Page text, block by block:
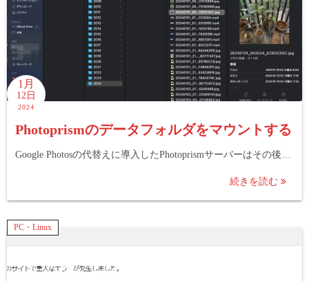
1月
12日
2024
Photoprismのデータフォルダをマウントする
Google Photosの代替えに導入したPhotoprismサーバーはその後…
続きを読む
PC・Linux